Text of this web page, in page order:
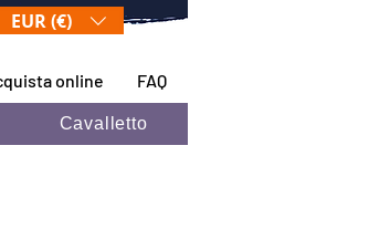
EUR (€)
online FAQ
Cavalletto